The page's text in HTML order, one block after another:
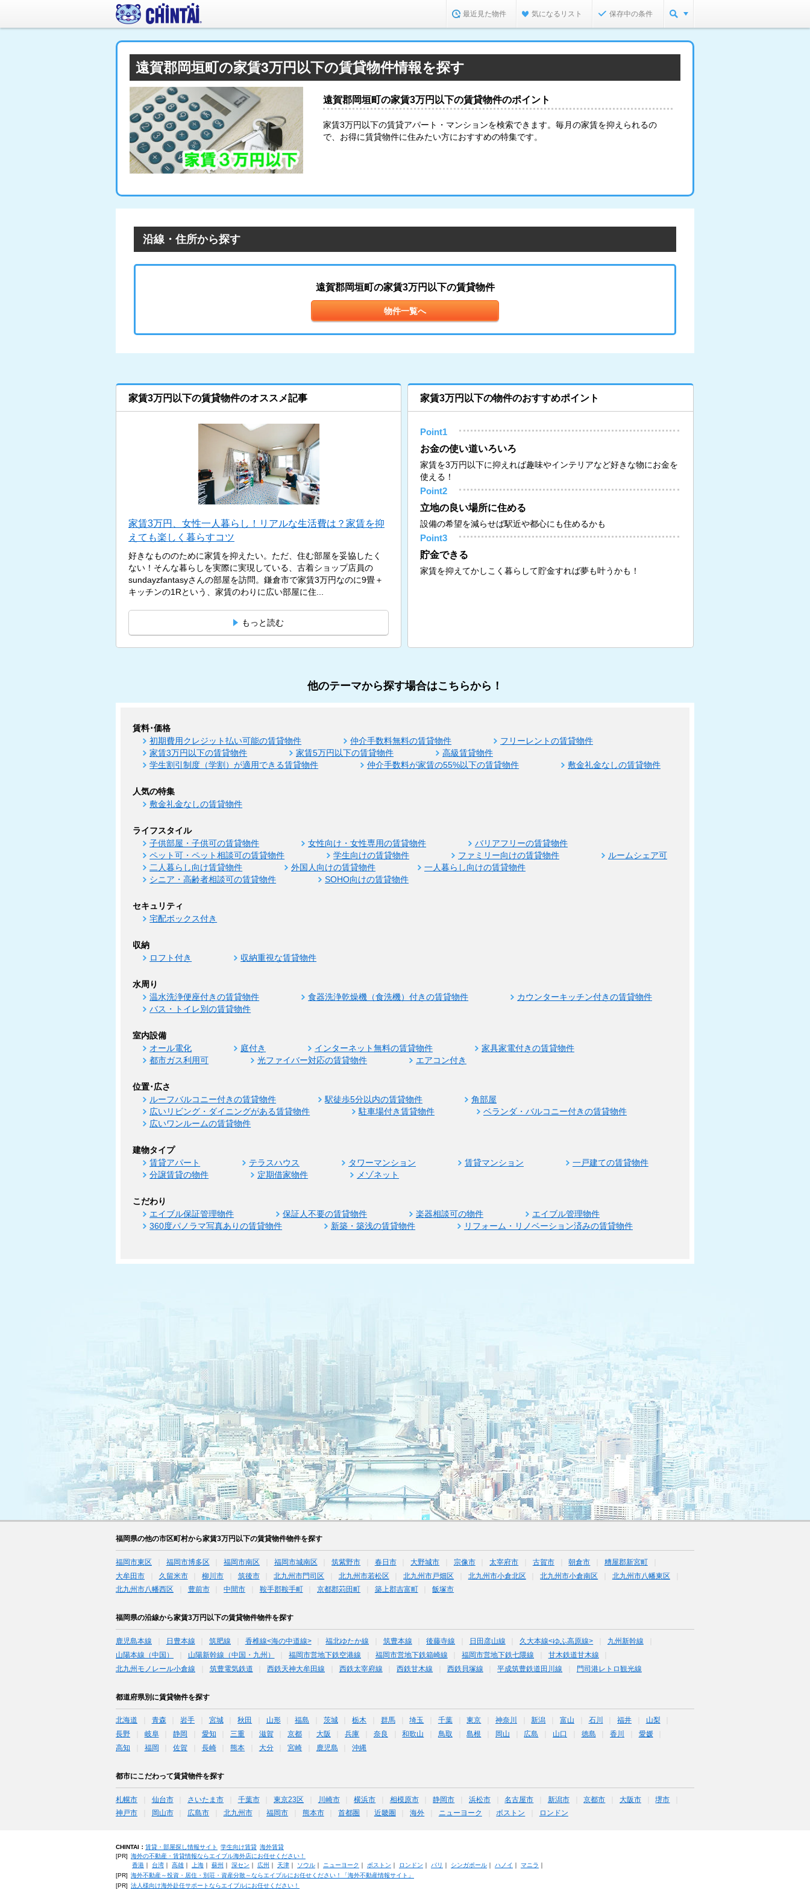
最近見た物件 気になるリスト 保存中の条件
遠賀郡岡垣町の家賃3万円以下の賃貸物件情報を探す
遠賀郡岡垣町の家賃3万円以下の賃貸物件のポイント
家賃3万円以下の賃貸アパート・マンションを検索できます。毎月の家賃を抑えられるの
で、お得に賃貸物件に住みたい方におすすめの特集です。
沿線・住所から探す
遠賀郡岡垣町の家賃3万円以下の賃貸物件
物件一覧へ
家賃3万円以下の賃貸物件のオススメ記事
家賃3万円、女性一人暮らし！リアルな生活費は？家賃を抑
えても楽しく暮らすコツ
好きなもののために家賃を抑えたい。ただ、住む部屋を妥協したく
ない！そんな暮らしを実際に実現している、古着ショップ店員の
sundayzfantasyさんの部屋を訪問。鎌倉市で家賃3万円なのに9畳＋
キッチンの1Rという、家賃のわりに広い部屋に住...
もっと読む
家賃3万円以下の物件のおすすめポイント
Point1
お金の使い道いろいろ
家賃を3万円以下に抑えれば趣味やインテリアなど好きな物にお金を
使える！
Point2
立地の良い場所に住める
設備の希望を減らせば駅近や都心にも住めるかも
Point3
貯金できる
家賃を抑えてかしこく暮らして貯金すれば夢も叶うかも！
他のテーマから探す場合はこちらから！
賃料･価格
初期費用クレジット払い可能の賃貸物件 仲介手数料無料の賃貸物件
フリーレントの賃貸物件
家賃3万円以下の賃貸物件
家賃5万円以下の賃貸物件
高級賃貸物件
学生割引制度（学割）が適用できる賃貸物件
仲介手数料が家賃の55%以下の賃貸物件 敷金礼金なしの賃貸物件
人気の特集
敷金礼金なしの賃貸物件
ライフスタイル
子供部屋・子供可の賃貸物件 女性向け・女性専用の賃貸物件
バリアフリーの賃貸物件
ペット可・ペット相談可の賃貸物件
学生向けの賃貸物件 ファミリー向けの賃貸物件
ルームシェア可
二人暮らし向け賃貸物件
外国人向けの賃貸物件
一人暮らし向けの賃貸物件
シニア・高齢者相談可の賃貸物件
SOHO向けの賃貸物件
セキュリティ
宅配ボックス付き
収納
ロフト付き 収納重視な賃貸物件
水周り
温水洗浄便座付きの賃貸物件 食器洗浄乾燥機（食洗機）付きの賃貸物件
カウンターキッチン付きの賃貸物件
バス・トイレ別の賃貸物件
室内設備
オール電化 庭付き インターネット無料の賃貸物件
家具家電付きの賃貸物件
都市ガス利用可
光ファイバー対応の賃貸物件 エアコン付き
位置･広さ
ルーフバルコニー付きの賃貸物件 駅徒歩5分以内の賃貸物件
角部屋
広いリビング・ダイニングがある賃貸物件
駐車場付き賃貸物件
ベランダ・バルコニー付きの賃貸物件
広いワンルームの賃貸物件
建物タイプ
賃貸アパート テラスハウス タワーマンション 賃貸マンション
一戸建ての賃貸物件
分譲賃貸の物件
定期借家物件 メゾネット
こだわり
エイブル保証管理物件 保証人不要の賃貸物件 楽器相談可の物件
エイブル管理物件
360度パノラマ写真ありの賃貸物件
新築・築浅の賃貸物件 リフォーム・リノベーション済みの賃貸物件
福岡県の他の市区町村から家賃3万円以下の賃貸物件物件を探す
福岡市東区 福岡市博多区 福岡市南区 福岡市城南区 筑紫野市 春日市 大野城市 宗像市 太宰府市 古賀市 朝倉市
糟屋郡新宮町
大牟田市
久留米市 柳川市 筑後市 北九州市門司区 北九州市若松区 北九州市戸畑区 北九州市小倉北区 北九州市小倉南区
北九州市八幡東区
北九州市八幡西区
豊前市 中間市 鞍手郡鞍手町 京都郡苅田町 築上郡吉富町 飯塚市
福岡県の沿線から家賃3万円以下の賃貸物件物件を探す
鹿児島本線 日豊本線 筑肥線 香椎線<海の中道線> 福北ゆたか線 筑豊本線 後藤寺線 日田彦山線 久大本線<ゆふ高原線>
九州新幹線
山陽本線（中国）
山陽新幹線（中国・九州） 福岡市営地下鉄空港線 福岡市営地下鉄箱崎線 福岡市営地下鉄七隈線
甘木鉄道甘木線
北九州モノレール小倉線
筑豊電気鉄道 西鉄天神大牟田線 西鉄太宰府線 西鉄甘木線 西鉄貝塚線 平成筑豊鉄道田川線 門司港レトロ観光線
都道府県別に賃貸物件を探す
北海道 青森 岩手 宮城 秋田 山形 福島 茨城 栃木 群馬 埼玉 千葉 東京 神奈川 新潟 富山 石川 福井
山梨
長野
岐阜 静岡 愛知 三重 滋賀 京都 大阪 兵庫 奈良 和歌山 鳥取 島根 岡山 広島 山口 徳島 香川
愛媛
高知
福岡 佐賀 長崎 熊本 大分 宮崎 鹿児島 沖縄
都市にこだわって賃貸物件を探す
札幌市 仙台市 さいたま市 千葉市 東京23区 川崎市 横浜市 相模原市 静岡市 浜松市 名古屋市 新潟市 京都市 大阪市
堺市
神戸市
岡山市 広島市 北九州市 福岡市 熊本市 首都圏 近畿圏 海外 ニューヨーク ボストン ロンドン
CHINTAI： 賃貸・部屋探し情報サイト 学生向け賃貸 海外賃貸
[PR] 海外の不動産・賃貸情報ならエイブル海外店にお任せください！
香港｜ 台湾｜ 高雄｜ 上海｜ 蘇州 深セン 広州 天津｜ ソウル｜ ニューヨーク ボストン ロンドン パリ シンガポール｜ ハノイ マニラ
[PR] 海外不動産～投資・居住・別荘・資産分散～ならエイブルにお任せください！「海外不動産情報サイト」
[PR] 法人様向け海外赴任サポートならエイブルにお任せください！